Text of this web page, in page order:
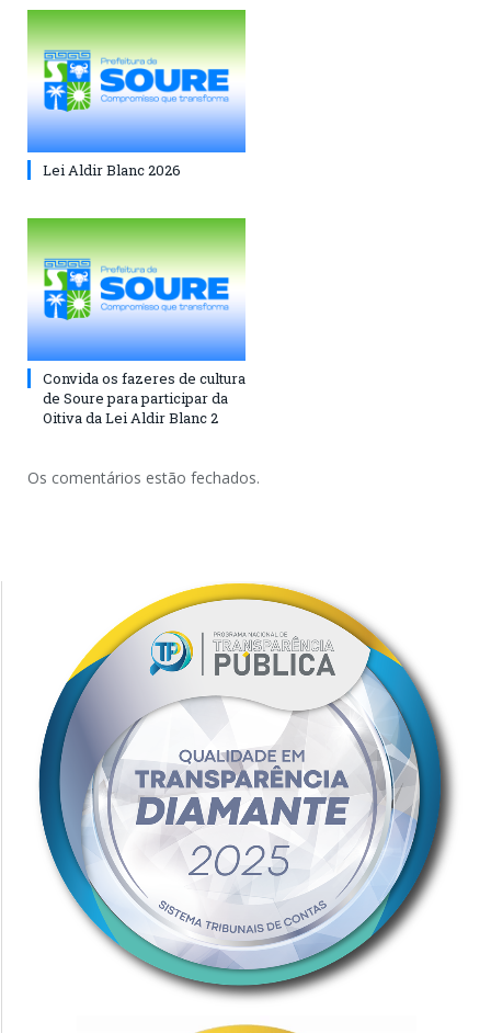
Lei Aldir Blanc 2026
Convida os fazeres de cultura
de Soure para participar da
Oitiva da Lei Aldir Blanc 2
Os comentários estão fechados.